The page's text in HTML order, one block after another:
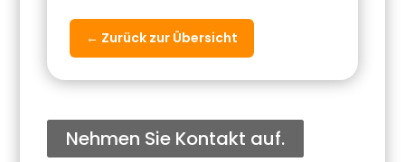
← Zurück zur Übersicht
Nehmen Sie Kontakt auf.